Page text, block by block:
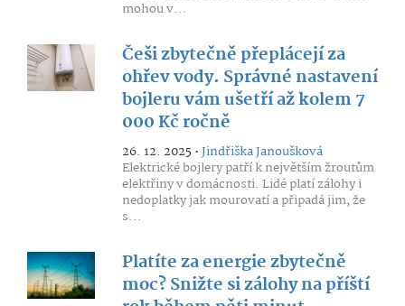
mohou v...
Češi zbytečně přeplácejí za
ohřev vody. Správné nastavení
bojleru vám ušetří až kolem 7
000 Kč ročně
26. 12. 2025 •Jindřiška Janoušková
Elektrické bojlery patří k největším žroutům
elektřiny v domácnosti. Lidé platí zálohy i
nedoplatky jak mourovatí a připadá jim, že
s...
Platíte za energie zbytečně
moc? Snižte si zálohy na příští